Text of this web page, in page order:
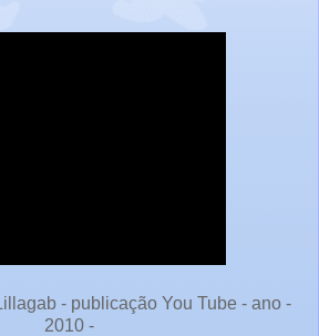
- publicação You Tube - ano -
2010 -